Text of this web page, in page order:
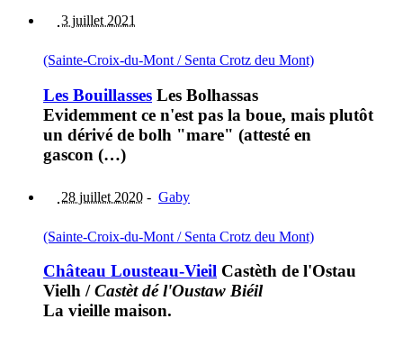
3 juillet 2021
(Sainte-Croix-du-Mont / Senta Crotz deu Mont)
Les Bouillasses Les Bolhassas
Evidemment ce n'est pas la boue, mais plutôt
un dérivé de bolh "mare" (attesté en
gascon (…)
28 juillet 2020 - Gaby
(Sainte-Croix-du-Mont / Senta Crotz deu Mont)
Château Lousteau-Vieil Castèth de l'Ostau
Vielh /Castèt dé l'Oustaw Biéil
La vieille maison.